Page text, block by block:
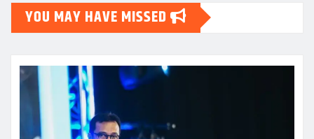
YOU MAY HAVE MISSED